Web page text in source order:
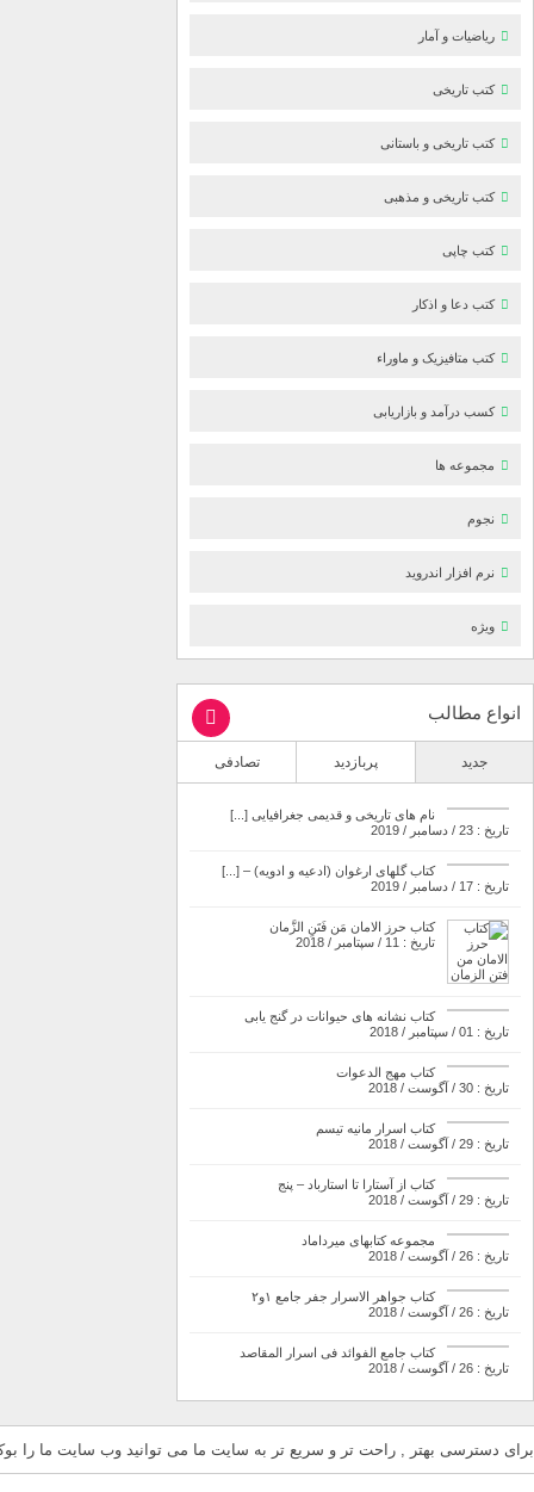
ریاضیات و آمار
کتب تاریخی
کتب تاریخی و باستانی
کتب تاریخی و مذهبی
کتب چاپی
کتب دعا و اذکار
کتب متافیزیک و ماوراء
کسب درآمد و بازاریابی
مجموعه ها
نجوم
نرم افزار اندروید
ویژه
انواع مطالب
جدید پربازدید تصادفی
نام های تاریخی و قدیمی جغرافیایی [...]
تاریخ : 23 / دسامبر / 2019
کتاب گلهای ارغوان (ادعیه و ادویه) – [...]
تاریخ : 17 / دسامبر / 2019
کتاب حرز الامان مَن فَتَنِ الزَّمان
تاریخ : 11 / سپتامبر / 2018
کتاب نشانه های حیوانات در گنج یابی
تاریخ : 01 / سپتامبر / 2018
کتاب مهج الدعوات
تاریخ : 30 / آگوست / 2018
کتاب اسرار مانیه تیسم
تاریخ : 29 / آگوست / 2018
کتاب از آستارا تا استارباد – پنج
تاریخ : 29 / آگوست / 2018
مجموعه کتابهای میرداماد
تاریخ : 26 / آگوست / 2018
کتاب جواهر الاسرار جفر جامع ۱و۲
تاریخ : 26 / آگوست / 2018
کتاب جامع الفوائد فی اسرار المقاصد
تاریخ : 26 / آگوست / 2018
برای دسترسی بهتر , راحت تر و سریع تر به سایت ما می توانید وب سایت ما را